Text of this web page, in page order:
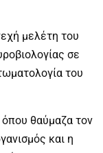
μελέτη του
σε
του
όπου θαύμαζα τον
και η